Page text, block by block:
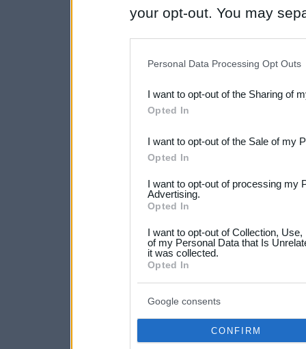
your opt-out. You may
Downstream Participants
third parties.
Please note that this
not limited to your visit or
your data for below
consent section.
Personal Data Processing Opt Outs
I want to opt-out of the Sharing of
Opted In
I want to opt-out of the Sale of my
Opted In
I want to opt-out of processing my
Advertising.
Opted In
I want to opt-out of Collection,
of my Personal Data that Is
it was collected.
Opted In
Google consents
CONFIRM